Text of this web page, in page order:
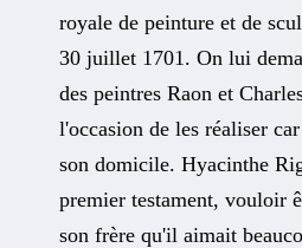
royale de peinture et de
30 juillet 1701. On lui
des peintres Raon et
l'occasion de les réaliser
son domicile. Hyacinthe
premier testament, vouloir
son frère qu'il aimait